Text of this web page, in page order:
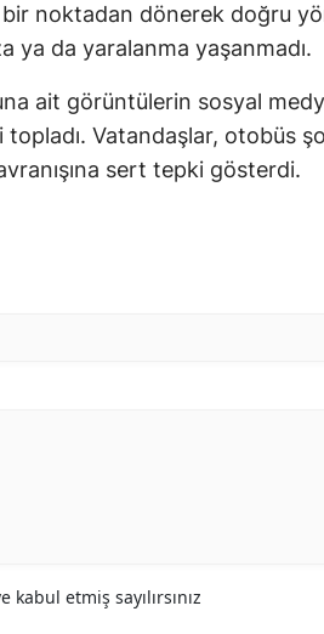
noktadan dönerek doğru
ya da yaralanma yaşanmadı.
ait görüntülerin sosyal
topladı. Vatandaşlar, otobüs
sert tepki gösterdi.
kabul etmiş sayılırsınız